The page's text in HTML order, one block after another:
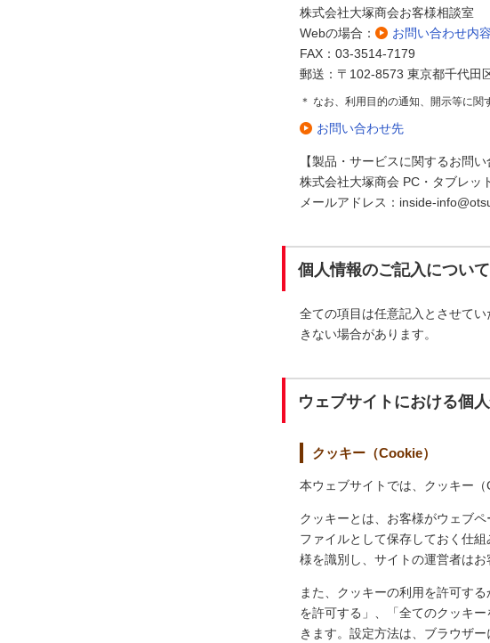
株式会社大塚商会お客様相談室
Webの場合：
お問い合わせ内
FAX：03-3514-7179
郵送：〒102-8573 東京都千代田
＊ なお、利用目的の通知、開示等に関
お問い合わせ先
【製品・サービスに関するお問い
株式会社大塚商会 PC・タブレッ
メールアドレス：inside-
個人情報のご記入について
全ての項目は任意記入とさせて
きない場合があります。
ウェブサイトにおける個
クッキー（Cookie）
本ウェブサイトでは、クッキー
クッキーとは、お客様がウェブ
ファイルとして保存しておく仕
様を識別し、サイトの運営者は
また、クッキーの利用を許可す
を許可する」、「全てのクッキ
きます。設定方法は、ブラウザ